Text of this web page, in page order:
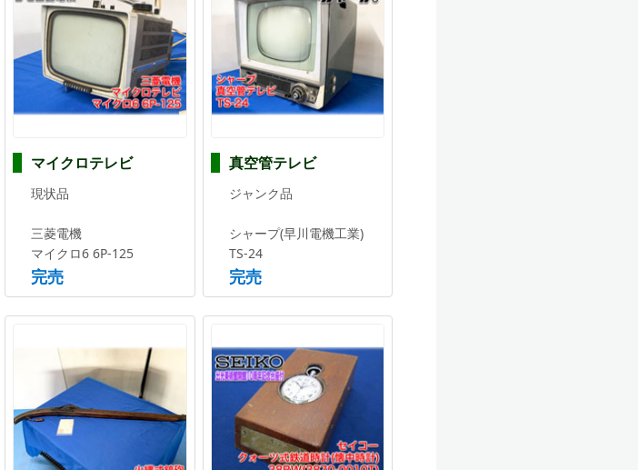
マイクロテレビ
現状品
三菱電機
マイクロ6 6P-125
完売
真空管テレビ
ジャンク品
シャープ(早川電機工業)
TS-24
完売